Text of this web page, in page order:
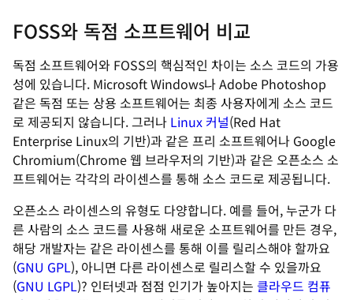
FOSS와 독점 소프트웨어 비교
독점 소프트웨어와 FOSS의 핵심적인 차이는 소스 코드의 가용
성에 있습니다. Microsoft Windows나 Adobe Photoshop
같은 독점 또는 상용 소프트웨어는 최종 사용자에게 소스 코드
로 제공되지 않습니다. 그러나 Linux 커널(Red Hat
Enterprise Linux의 기반)과 같은 프리 소프트웨어나 Google
Chromium(Chrome 웹 브라우저의 기반)과 같은 오픈소스 소
프트웨어는 각각의 라이센스를 통해 소스 코드로 제공됩니다.
오픈소스 라이센스의 유형도 다양합니다. 예를 들어, 누군가 다
른 사람의 소스 코드를 사용해 새로운 소프트웨어를 만든 경우,
해당 개발자는 같은 라이센스를 통해 이를 릴리스해야 할까요
(GNU GPL), 아니면 다른 라이센스로 릴리스할 수 있을까요
(GNU LGPL)? 인터넷과 점점 인기가 높아지는 클라우드 컴퓨